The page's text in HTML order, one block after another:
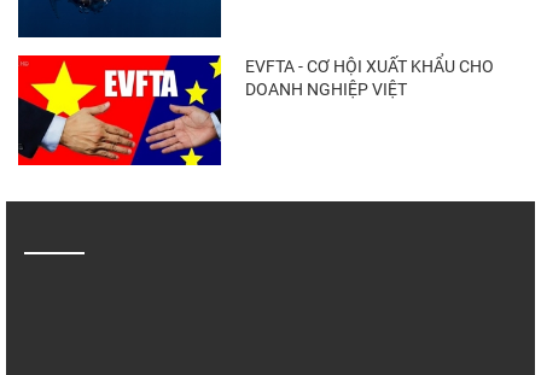
EVFTA - CƠ HỘI XUẤT KHẨU CHO
DOANH NGHIỆP VIỆT